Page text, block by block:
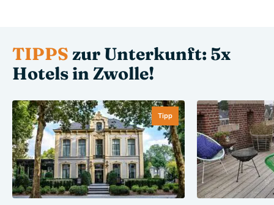
TIPPS zur Unterkunft: 5x
Hotels in Zwolle!
Tipp